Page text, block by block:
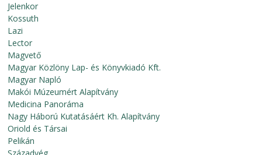
Jelenkor
Kossuth
Lazi
Lector
Magvető
Magyar Közlöny Lap- és Könyvkiadó Kft.
Magyar Napló
Makói Múzeumért Alapítvány
Medicina Panoráma
Nagy Háború Kutatásáért Kh. Alapítvány
Oriold és Társai
Pelikán